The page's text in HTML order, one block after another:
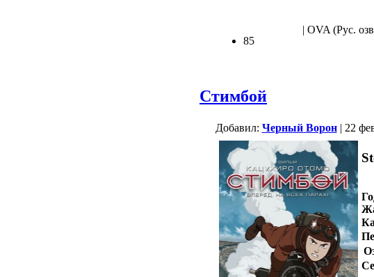
85
| OVA (Рус.
Стимбой
Добавил: Черный Ворон| 22